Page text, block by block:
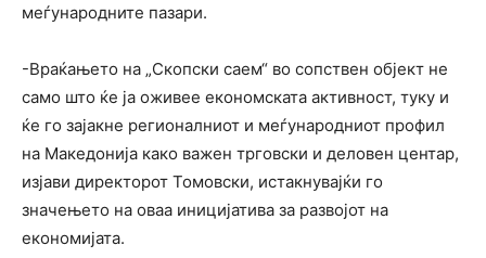
меѓународните пазари.
-Враќањето на „Скопски саем“ во сопствен објект не
само што ќе ја оживее економската активност, туку и
ќе го зајакне регионалниот и меѓународниот профил
на Македонија како важен трговски и деловен центар,
изјави директорот Томовски, истакнувајќи го
значењето на оваа иницијатива за развојот на
економијата.